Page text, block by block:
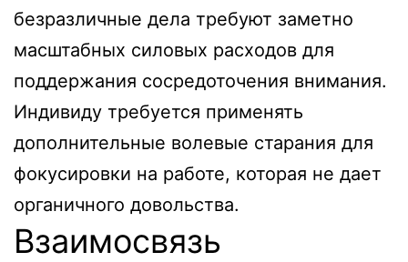
безразличные дела требуют заметно
масштабных силовых расходов для
поддержания сосредоточения внимания.
Индивиду требуется применять
дополнительные волевые старания для
фокусировки на работе, которая не дает
органичного довольства.
Взаимосвязь